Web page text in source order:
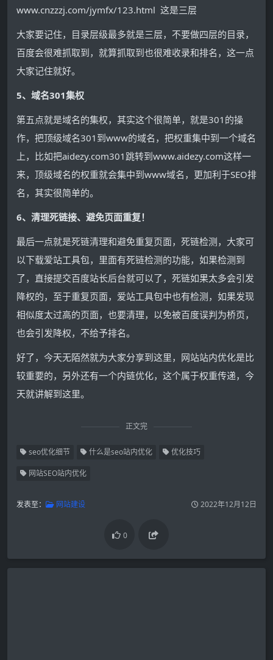
www.cnzzzj.com/jymfx/123.html 这是三层
大家要记住，目录层级最多就是三层，不要做四层的目录，
百度会很难抓取到，就算抓取到也很难收录和排名，这一点
大家记住就好。
5、域名301集权
第五点就是域名的集权，其实这个很简单，就是301的操
作，把顶级域名301到www的域名，把权重集中到一个域名
上，比如把aidezy.com301跳转到www.aidezy.com这样一
来，顶级域名的权重就会集中到www域名，更加利于SEO排
名，其实很简单的。
6、清理死链接、避免页面重复！
最后一点就是死链清理和避免重复页面，死链检测，大家可
以下载爱站工具包，里面有死链检测的功能，如果检测到
了，直接提交百度站长后台就可以了，死链如果太多会引发
降权的，至于重复页面，爱站工具包中也有检测，如果发现
相似度太过高的页面，也要清理，以免被百度误判为桥页，
也会引发降权，不给予排名。
好了，今天无陌然就为大家分享到这里，网站站内优化是比
较重要的，另外还有一个内链优化，这个属于权重传递，今
天就讲解到这里。
正文完
seo优化细节 什么是seo站内优化 优化技巧
网站SEO站内优化
发表至： 网站建设 2022年12月12日
0